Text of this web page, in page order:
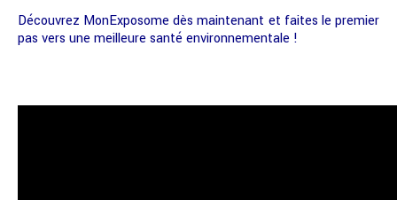
Découvrez MonExposome dès maintenant et faites le premier
pas vers une meilleure santé environnementale !